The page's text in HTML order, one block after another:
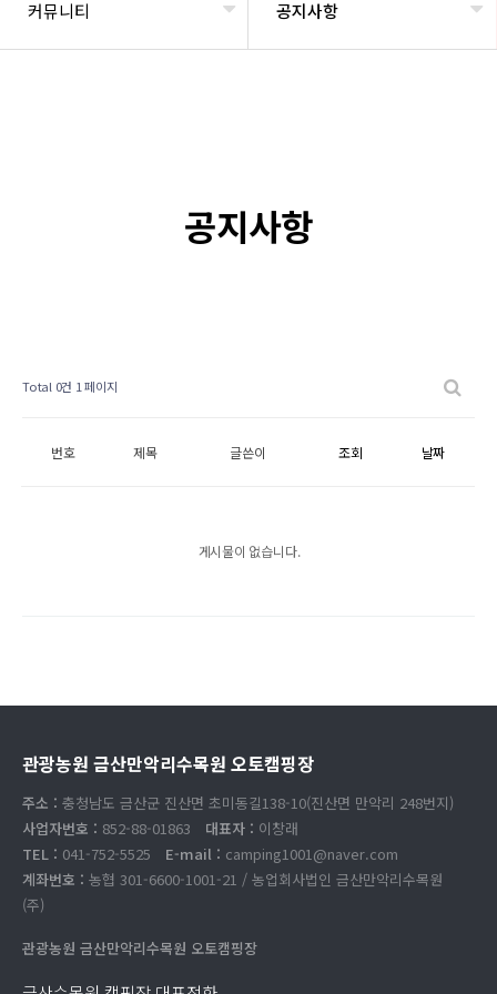
커뮤니티 공지사항
공지사항
Total 0건 1 페이지
번호 제목 글쓴이 조회 날짜
게시물이 없습니다.
관광농원 금산만악리수목원 오토캠핑장
주소 : 충청남도 금산군 진산면 초미동길138-10(진산면 만악리 248번지)
사업자번호 : 852-88-01863 대표자 : 이창래
TEL : 041-752-5525 E-mail : camping1001@naver.com
계좌번호 : 농협 301-6600-1001-21 / 농업회사법인 금산만악리수목원
(주)
관광농원 금산만악리수목원 오토캠핑장